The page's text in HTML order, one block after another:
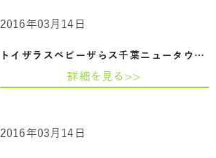
トイザラスベビーザらス千葉ニュータウン…
2016年03月14日
詳細を見る>>
2016年03月14日